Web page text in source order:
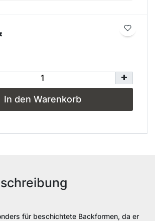
In den Warenkorb
für beschichtete Backformen, da er